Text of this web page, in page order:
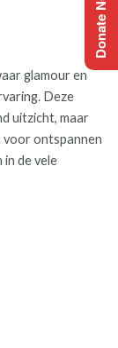
glamour en
Deze
uitzicht, maar
voor ontspannen
in de vele
Donate Now